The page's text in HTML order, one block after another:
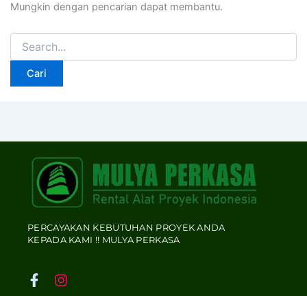
Mungkin dengan pencarian dapat membantu.
PERCAYAKAN KEBUTUHAN PROYEK ANDA
KEPADA KAMI !! MULYA PERKASA
F
I